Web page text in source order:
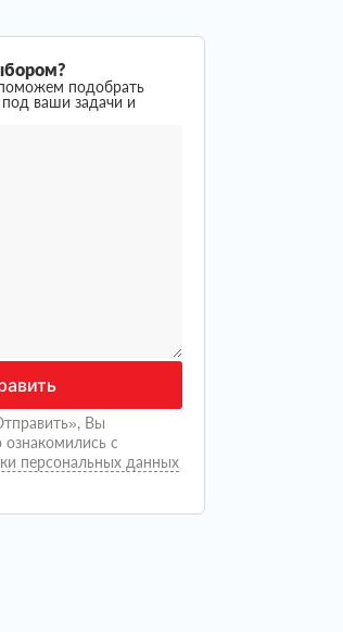
подобрать
ваши задачи и
Вы
ознакомились с
персональных данных